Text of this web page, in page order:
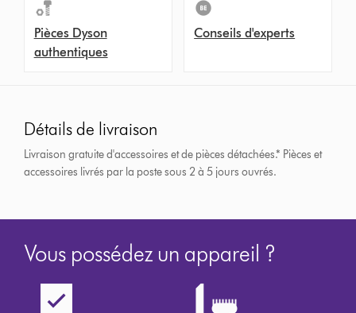
Pièces Dyson
authentiques
Conseils d'experts
Détails de livraison
Livraison gratuite d'accessoires et de pièces détachées.* Pièces et
accessoires livrés par la poste sous 2 à 5 jours ouvrés.
Vous possédez un appareil ?